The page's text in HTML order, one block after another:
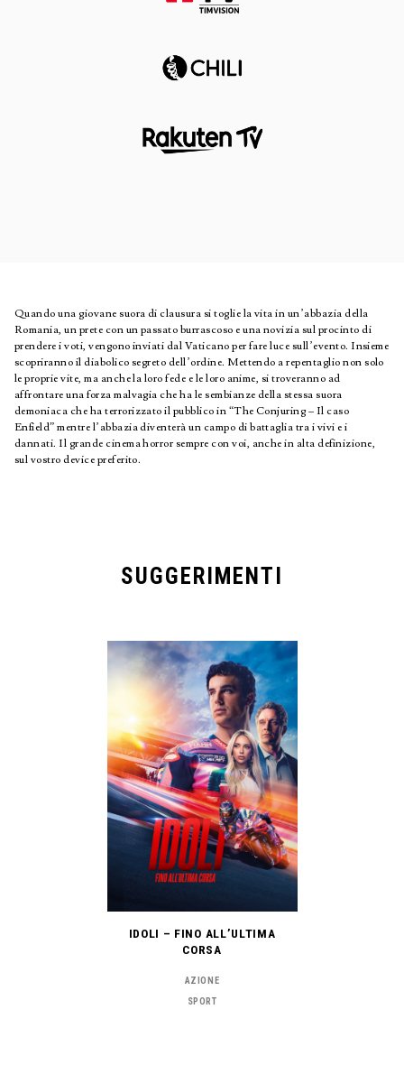
Quando una giovane suora di clausura si toglie la vita in un’abbazia della
Romania, un prete con un passato burrascoso e una novizia sul procinto di
prendere i voti, vengono inviati dal Vaticano per fare luce sull’evento. Insieme
scopriranno il diabolico segreto dell’ordine. Mettendo a repentaglio non solo
le proprie vite, ma anche la loro fede e le loro anime, si troveranno ad
affrontare una forza malvagia che ha le sembianze della stessa suora
demoniaca che ha terrorizzato il pubblico in “The Conjuring – Il caso
Enfield” mentre l’abbazia diventerà un campo di battaglia tra i vivi e i
dannati. Il grande cinema horror sempre con voi, anche in alta definizione,
sul vostro device preferito.
SUGGERIMENTI
IDOLI – FINO ALL’ULTIMA
CORSA
AZIONE
SPORT